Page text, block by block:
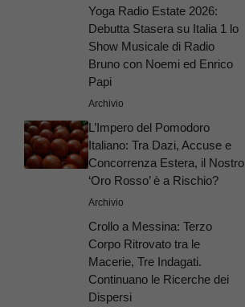
Yoga Radio Estate 2026:
Debutta Stasera su Italia 1 lo
Show Musicale di Radio
Bruno con Noemi ed Enrico
Papi
Archivio
L’Impero del Pomodoro
Italiano: Tra Dazi, Accuse e
Concorrenza Estera, il Nostro
‘Oro Rosso’ è a Rischio?
Archivio
Crollo a Messina: Terzo
Corpo Ritrovato tra le
Macerie, Tre Indagati.
Continuano le Ricerche dei
Dispersi